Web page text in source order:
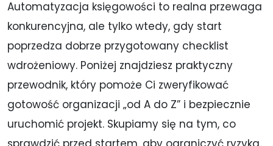
Automatyzacja księgowości to realna przewaga
konkurencyjna, ale tylko wtedy, gdy start
poprzedza dobrze przygotowany checklist
wdrożeniowy. Poniżej znajdziesz praktyczny
przewodnik, który pomoże Ci zweryfikować
gotowość organizacji „od A do Z” i bezpiecznie
uruchomić projekt. Skupiamy się na tym, co